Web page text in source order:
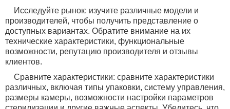
Исследуйте рынок: изучите различные модели и
производителей, чтобы получить представление о
доступных вариантах. Обратите внимание на их
технические характеристики, функциональные
возможности, репутацию производителя и отзывы
клиентов.
Сравните характеристики: сравните характеристики
различных, включая типы упаковки, систему управления,
размеры камеры, возможности настройки параметров